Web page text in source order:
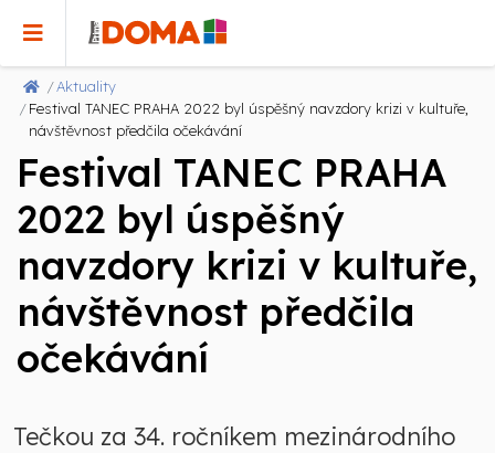
Aktuality
Festival TANEC PRAHA 2022 byl úspěšný navzdory krizi v kultuře,
návštěvnost předčila očekávání
Festival TANEC PRAHA
2022 byl úspěšný
navzdory krizi v kultuře,
návštěvnost předčila
očekávání
Tečkou za 34. ročníkem mezinárodního